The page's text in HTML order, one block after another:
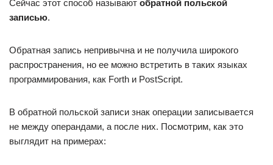
Сейчас этот способ называют обратной польской
записью.
Обратная запись непривычна и не получила широкого
распространения, но ее можно встретить в таких языках
программирования, как Forth и PostScript.
В обратной польской записи знак операции записывается
не между операндами, а после них. Посмотрим, как это
выглядит на примерах: